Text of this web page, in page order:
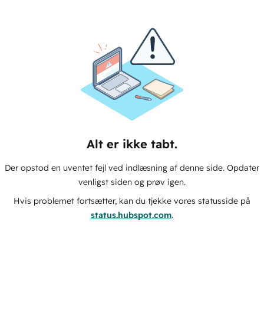
Alt er ikke tabt.
Der opstod en uventet fejl ved indlæsning af denne side. Opdater
venligst siden og prøv igen.
Hvis problemet fortsætter, kan du tjekke vores statusside på
status.hubspot.com.